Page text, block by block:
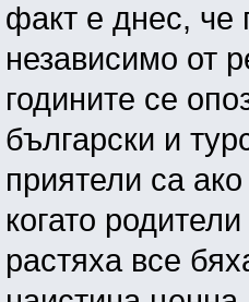
факт е днес, че
независимо от
годините се
български и
приятели са
когато
растяха все